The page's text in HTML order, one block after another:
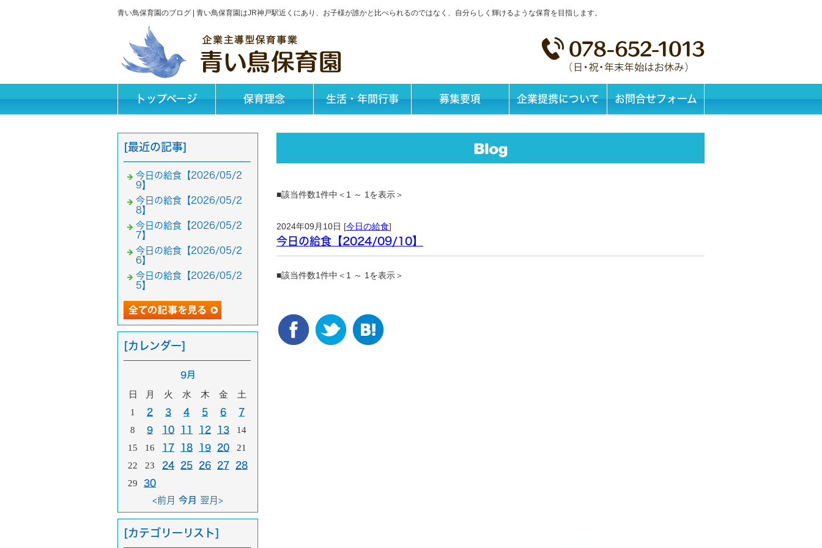
青い鳥保育園のブログ | 青い鳥保育園はJR神戸駅近くにあり、お子様が誰かと比べられるのではなく、自分らしく輝けるような保育を目指します。
トップページ 保育理念 生活・年間行事 募集要項 企業提携について お問合せフォーム
■該当件数1件中＜1 ～ 1を表示＞
2024年09月10日 [今日の給食]
今日の給食【2024/09/10】
■該当件数1件中＜1 ～ 1を表示＞
[最近の記事]
今日の給食【2026/05/2
9】
今日の給食【2026/05/2
8】
今日の給食【2026/05/2
7】
今日の給食【2026/05/2
6】
今日の給食【2026/05/2
5】
[カレンダー]
9月
日 月 火 水 木 金
土
1
2 3 4 5 6 7
8 9 10 11 12 13
14
15
16 17 18 19 20
21
22
23 24 25 26 27 28
29
30
<前月 今月 翌月>
[カテゴリーリスト]